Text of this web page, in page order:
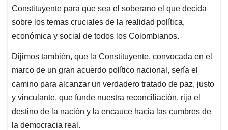
Constituyente para que sea el soberano el que decida
sobre los temas cruciales de la realidad política,
económica y social de todos los Colombianos.
Dijimos también, que la Constituyente, convocada en el
marco de un gran acuerdo político nacional, sería el
camino para alcanzar un verdadero tratado de paz, justo
y vinculante, que funde nuestra reconciliación, rija el
destino de la nación y la encauce hacia las cumbres de
la democracia real.